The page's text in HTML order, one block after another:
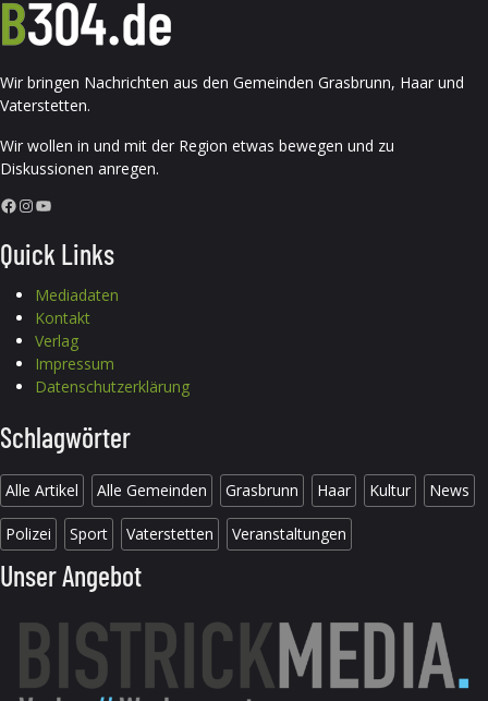
Wir bringen Nachrichten aus den Gemeinden Grasbrunn, Haar und
Vaterstetten.
Wir wollen in und mit der Region etwas bewegen und zu
Diskussionen anregen.
Facebook InstagramYouTube
Quick Links
Mediadaten
Kontakt
Verlag
Impressum
Datenschutzerklärung
Schlagwörter
Alle Artikel Alle Gemeinden Grasbrunn Haar Kultur News
Polizei Sport Vaterstetten Veranstaltungen
Unser Angebot